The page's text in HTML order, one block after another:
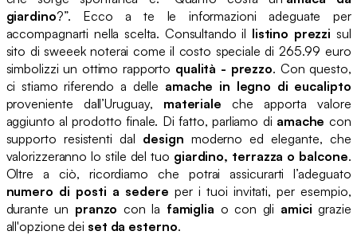
giardino?”. Ecco a te le informazioni adeguate per
accompagnarti nella scelta. Consultando il listino prezzi sul
sito di sweeek noterai come il costo speciale di 265.99 euro
simbolizzi un ottimo rapporto qualità - prezzo. Con questo,
ci stiamo riferendo a delle amache in legno di eucalipto
proveniente dall’Uruguay, materiale che apporta valore
aggiunto al prodotto finale. Di fatto, parliamo di amache con
supporto resistenti dal design moderno ed elegante, che
valorizzeranno lo stile del tuo giardino, terrazza o balcone.
Oltre a ciò, ricordiamo che potrai assicurarti l’adeguato
numero di posti a sedere per i tuoi invitati, per esempio,
durante un pranzo con la famiglia o con gli amici grazie
all'opzione dei set da esterno.